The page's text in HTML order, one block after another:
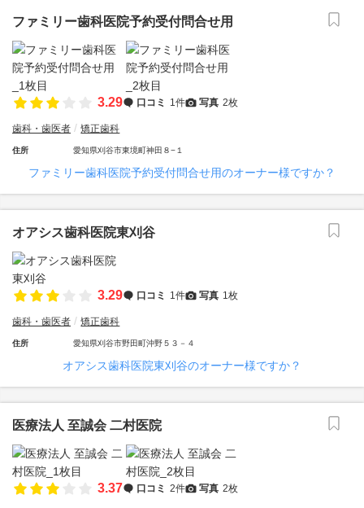
ファミリー歯科医院予約受付問合せ用
3.29 口コミ 1件 写真 2枚
歯科・歯医者 矯正歯科
住所 愛知県刈谷市東境町神田８−１
ファミリー歯科医院予約受付問合せ用のオーナー様ですか？
オアシス歯科医院東刈谷
3.29 口コミ 1件 写真 1枚
歯科・歯医者 矯正歯科
住所 愛知県刈谷市野田町沖野５３－４
オアシス歯科医院東刈谷のオーナー様ですか？
医療法人 至誠会 二村医院
3.37 口コミ 2件 写真 2枚